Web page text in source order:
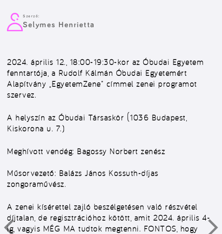
Szerző:
Selymes Henrietta
2024. április 12., 18:00-19:30-kor az Óbudai Egyetem
fenntartója, a Rudolf Kálmán Óbudai Egyetemért
Alapítvány „EgyetemZene” címmel zenei programot
szervez.
A helyszín az Óbudai Társaskör (1036 Budapest,
Kiskorona u. 7.)
Meghívott vendég: Bagossy Norbert zenész
Műsorvezető: Balázs János Kossuth-díjas
zongoraművész.
A zenei kísérettel zajló beszélgetésen való részvétel
díjtalan, de regisztrációhoz kötött, amit 2024. április 4-
ig, vagyis MÉG MA tudtok megtenni. FONTOS, hogy